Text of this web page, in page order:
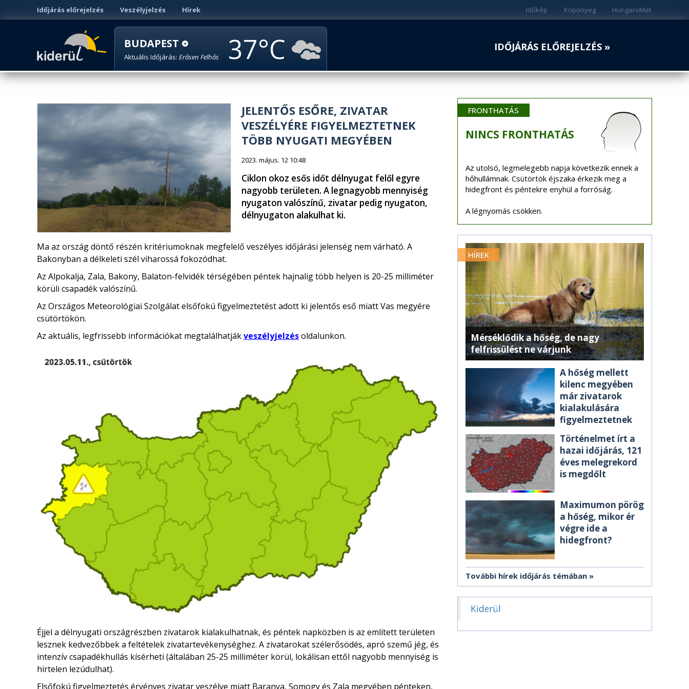
Időjárás előrejelzés Veszélyjelzés Hírek HungaroMet
Köpönyeg
Időkép
BUDAPEST
Aktuális Időjárás: Erősen Felhős 37 IDŐJÁRÁS ELŐREJELZÉS »
JELENTŐS ESŐRE, ZIVATAR
VESZÉLYÉRE FIGYELMEZTETNEK
TÖBB NYUGATI MEGYÉBEN
2023. május. 12 10:48
Ciklon okoz esős időt délnyugat felől egyre
nagyobb területen. A legnagyobb mennyiség
nyugaton valószínű, zivatar pedig nyugaton,
délnyugaton alakulhat ki.
Ma az ország döntő részén kritériumoknak megfelelő veszélyes időjárási jelenség nem várható. A
Bakonyban a délkeleti szél viharossá fokozódhat.
Az Alpokalja, Zala, Bakony, Balaton-felvidék térségében péntek hajnalig több helyen is 20-25 milliméter
körüli csapadék valószínű.
Az Országos Meteorológiai Szolgálat elsőfokú figyelmeztetést adott ki jelentős eső miatt Vas megyére
csütörtökön.
Az aktuális, legfrissebb információkat megtalálhatjákveszélyjelzésoldalunkon.
Éjjel a délnyugati országrészben zivatarok kialakulhatnak, és péntek napközben is az említett területen
lesznek kedvezőbbek a feltételek zivatartevékenységhez. A zivatarokat szélerősödés, apró szemű jég, és
intenzív csapadékhullás kísérheti (általában 25-25 milliméter körül, lokálisan ettől nagyobb mennyiség is
hirtelen lezúdulhat).
Elsőfokú figyelmeztetés érvényes zivatar veszélye miatt Baranya, Somogy és Zala megyében pénteken,
FRONTHATÁS
NINCS FRONTHATÁS
Az utolsó, legmelegebb napja következik ennek a
hőhullámnak. Csütörtök éjszaka érkezik meg a
hidegfront és péntekre enyhül a forróság.
A légnyomás csökken.
HÍREK
Mérséklődik a hőség, de nagy
felfrissülést ne várjunk
A hőség mellett
kilenc megyében
már zivatarok
kialakulására
figyelmeztetnek
Történelmet írt a
hazai időjárás, 121
éves melegrekord
is megdőlt
Maximumon pörög
a hőség, mikor ér
végre ide a
hidegfront?
További hírek időjárás témában
Kiderül